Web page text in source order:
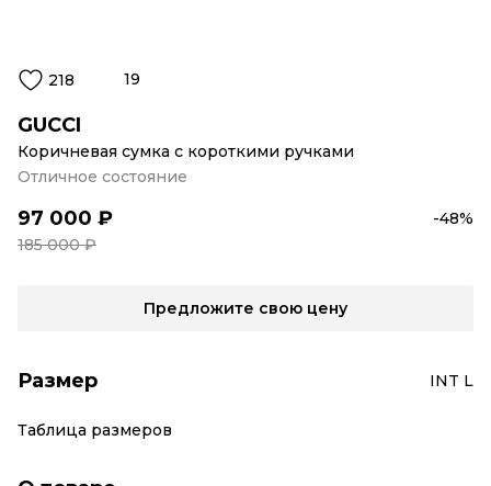
218 19
GUCCI
Коричневая сумка с короткими ручками
Отличное состояние
97 000 ₽
-48%
185 000 ₽
Предложите свою цену
Размер INT L
Таблица размеров